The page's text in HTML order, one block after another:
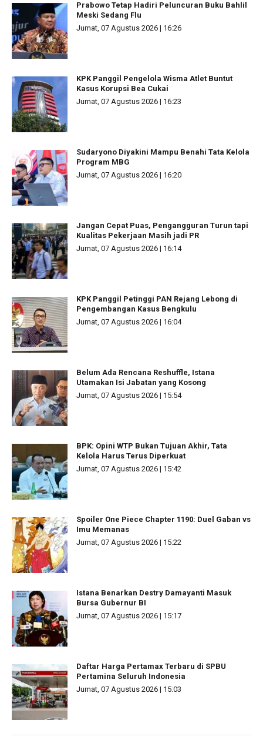
Prabowo Tetap Hadiri Peluncuran Buku Bahlil
Meski Sedang Flu
Jumat, 07 Agustus 2026 | 16:26
KPK Panggil Pengelola Wisma Atlet Buntut
Kasus Korupsi Bea Cukai
Jumat, 07 Agustus 2026 | 16:23
Sudaryono Diyakini Mampu Benahi Tata Kelola
Program MBG
Jumat, 07 Agustus 2026 | 16:20
Jangan Cepat Puas, Pengangguran Turun tapi
Kualitas Pekerjaan Masih jadi PR
Jumat, 07 Agustus 2026 | 16:14
KPK Panggil Petinggi PAN Rejang Lebong di
Pengembangan Kasus Bengkulu
Jumat, 07 Agustus 2026 | 16:04
Belum Ada Rencana Reshuffle, Istana
Utamakan Isi Jabatan yang Kosong
Jumat, 07 Agustus 2026 | 15:54
BPK: Opini WTP Bukan Tujuan Akhir, Tata
Kelola Harus Terus Diperkuat
Jumat, 07 Agustus 2026 | 15:42
Spoiler One Piece Chapter 1190: Duel Gaban vs
Imu Memanas
Jumat, 07 Agustus 2026 | 15:22
Istana Benarkan Destry Damayanti Masuk
Bursa Gubernur BI
Jumat, 07 Agustus 2026 | 15:17
Daftar Harga Pertamax Terbaru di SPBU
Pertamina Seluruh Indonesia
Jumat, 07 Agustus 2026 | 15:03